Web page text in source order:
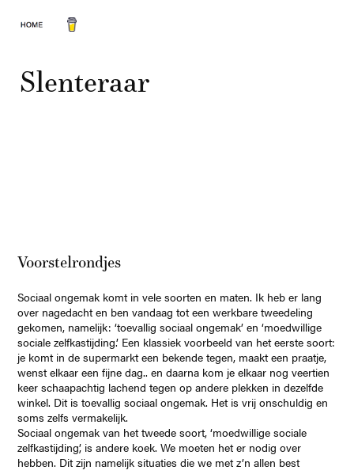
Slenteraar
Voorstelrondjes
Sociaal ongemak komt in vele soorten en maten. Ik heb er lang
over nagedacht en ben vandaag tot een werkbare tweedeling
gekomen, namelijk: ‘toevallig sociaal ongemak’ en ‘moedwillige
sociale zelfkastijding.’ Een klassiek voorbeeld van het eerste soort:
je komt in de supermarkt een bekende tegen, maakt een praatje,
wenst elkaar een fijne dag.. en daarna kom je elkaar nog veertien
keer schaapachtig lachend tegen op andere plekken in dezelfde
winkel. Dit is toevallig sociaal ongemak. Het is vrij onschuldig en
soms zelfs vermakelijk.
Sociaal ongemak van het tweede soort, ‘moedwillige sociale
zelfkastijding’, is andere koek. We moeten het er nodig over
hebben. Dit zijn namelijk situaties die we met z’n allen best